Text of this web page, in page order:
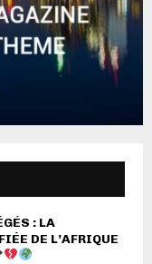
: LA
DE L’AFRIQUE